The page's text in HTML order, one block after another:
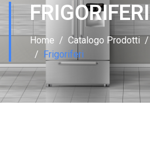
FRIGORIFERI
Home Catalogo Prodotti
Frigoriferi